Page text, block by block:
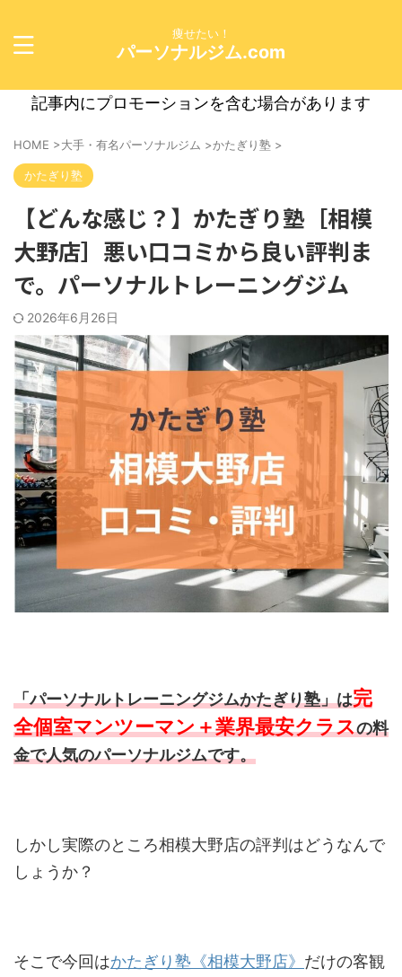
痩せたい！
パーソナルジム.com
記事内にプロモーションを含む場合があります
HOME >大手・有名パーソナルジム >かたぎり塾 >
かたぎり塾
【どんな感じ？】かたぎり塾［相模
大野店］悪い口コミから良い評判ま
で。パーソナルトレーニングジム
2026年6月26日
「パーソナルトレーニングジムかたぎり塾」は完
全個室マンツーマン＋業界最安クラスの料
金で人気のパーソナルジムです。
しかし実際のところ相模大野店の評判はどうなんで
しょうか？
そこで今回はかたぎり塾《相模大野店》 だけの客観